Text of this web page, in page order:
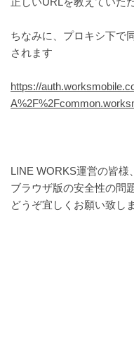
ちなみに、プロキシ下で
されます
https://
LINE WORKS運営の皆様、
ブラウザ版の安全性の問
どうぞ宜しくお願い致し